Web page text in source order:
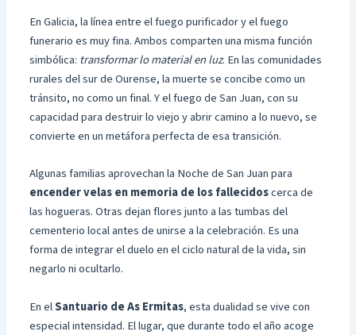
En Galicia, la línea entre el fuego purificador y el fuego
funerario es muy fina. Ambos comparten una misma función
simbólica: transformar lo material en luz. En las comunidades
rurales del sur de Ourense, la muerte se concibe como un
tránsito, no como un final. Y el fuego de San Juan, con su
capacidad para destruir lo viejo y abrir camino a lo nuevo, se
convierte en un metáfora perfecta de esa transición.
Algunas familias aprovechan la Noche de San Juan para
encender velas en memoria de los fallecidoscerca de
las hogueras. Otras dejan flores junto a las tumbas del
cementerio local antes de unirse a la celebración. Es una
forma de integrar el duelo en el ciclo natural de la vida, sin
negarlo ni ocultarlo.
En elSantuario de As Ermitas, esta dualidad se vive con
especial intensidad. El lugar, que durante todo el año acoge